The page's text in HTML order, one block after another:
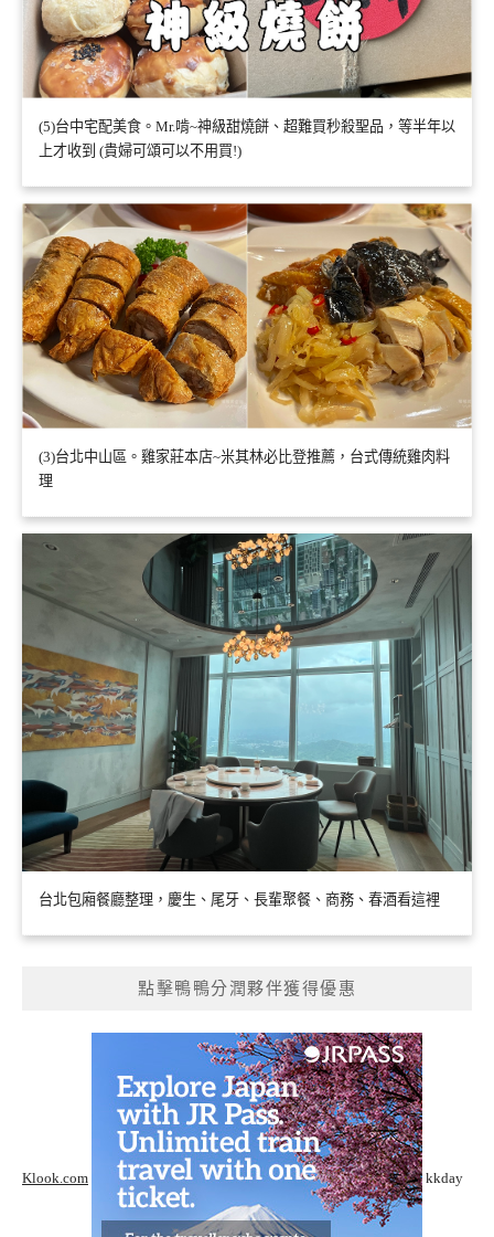
(5)台中宅配美食。Mr.啃~神級甜燒餅、超難買秒殺聖品，等半年以
上才收到 (貴婦可頌可以不用買!)
(3)台北中山區。雞家莊本店~米其林必比登推薦，台式傳統雞肉料
理
台北包廂餐廳整理，慶生、尾牙、長輩聚餐、商務、春酒看這裡
點擊鴨鴨分潤夥伴獲得優惠
Klook.com kkday